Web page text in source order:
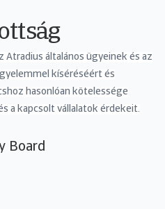
általános ügyeinek és az
kíséréséért és
hasonlóan kötelessége
a kapcsolt vállalatok érdekeit.
Board